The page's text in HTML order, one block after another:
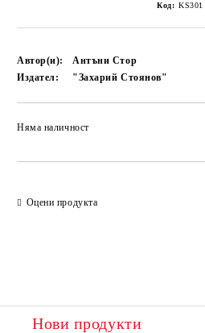
Код: KS301
Автор(и):
Антъни Стор
Издател:
"Захарий Стоянов"
Няма наличност
Оцени продукта
Нови продукти